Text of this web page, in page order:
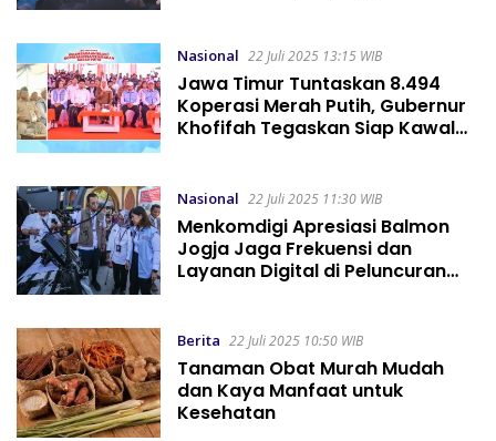
Nasional 22 Juli 2025 13:15 WIB
Jawa Timur Tuntaskan 8.494
Koperasi Merah Putih, Gubernur
Khofifah Tegaskan Siap Kawal
Desa
Nasional 22 Juli 2025 11:30 WIB
Menkomdigi Apresiasi Balmon
Jogja Jaga Frekuensi dan
Layanan Digital di Peluncuran
Berita 22 Juli 2025 10:50 WIB
Tanaman Obat Murah Mudah
dan Kaya Manfaat untuk
Kesehatan